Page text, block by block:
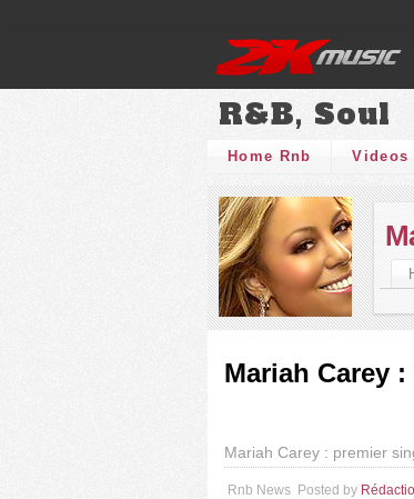
R&B, Soul
Home Rnb Videos
Mariah Carey
Mariah Carey : premier
Rnb News Posted by